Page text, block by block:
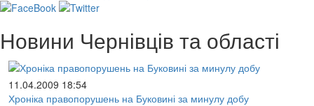
Новини Чернівців та області
11.04.2009 18:54
Хроніка правопорушень на Буковині за минулу добу